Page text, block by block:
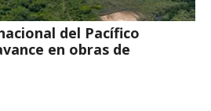
del Pacífico
en obras de